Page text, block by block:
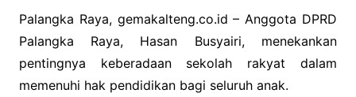
Palangka Raya, gemakalteng.co.id – Anggota DPRD
Palangka Raya, Hasan Busyairi, menekankan
pentingnya keberadaan sekolah rakyat dalam
memenuhi hak pendidikan bagi seluruh anak.